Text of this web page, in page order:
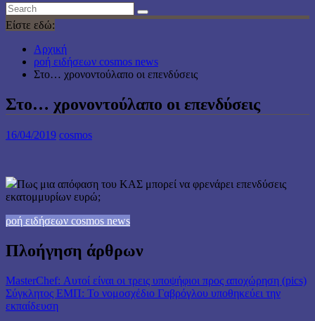
Είστε εδώ:
Αρχική
ροή ειδήσεων cosmos news
Στο… χρονοντούλαπο οι επενδύσεις
Στο… χρονοντούλαπο οι επενδύσεις
16/04/2019 cosmos
Πως μια απόφαση του ΚΑΣ μπορεί να φρενάρει επενδύσεις
εκατομμυρίων ευρώ;
ροή ειδήσεων cosmos news
Πλοήγηση άρθρων
MasterChef: Αυτοί είναι οι τρεις υποψήφιοι προς αποχώρηση (pics)
Σύγκλητος ΕΜΠ: Το νομοσχέδιο Γαβρόγλου υποθηκεύει την
εκπαίδευση